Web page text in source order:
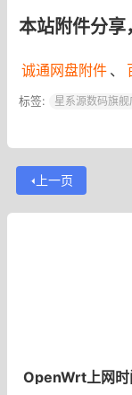
本站附件分享
诚通网盘附件 、
标签: 星系源数码旗舰
上一页